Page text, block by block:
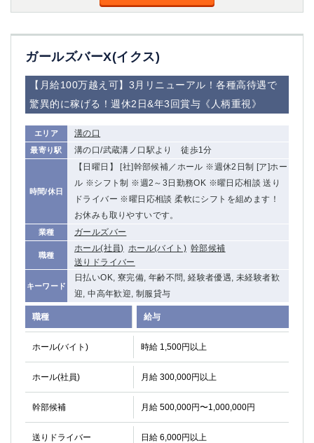
ガールズバーX(イクス)
【月給100万越え可】3月リニューアル！各種高待遇で
驚異的に稼げる！週休2日&年3回賞与《人柄重視》
エリア 溝の口
最寄り駅 溝の口/武蔵溝ノ口駅より 徒歩1分
時間/休日
【日曜日】 [社]幹部候補／ホール ※週休2日制 [ア]ホー
ル ※シフト制 ※週2～3日勤務OK ※曜日応相談 送り
ドライバー ※曜日応相談 柔軟にシフトを組めます！
お休みも取りやすいです。
業種 ガールズバー
職種
ホール(社員) ホール(バイト) 幹部候補
送りドライバー
キーワード
日払いOK, 寮完備, 年齢不問, 経験者優遇, 未経験者歓
迎, 中高年歓迎, 制服貸与
職種 給与
ホール(バイト) 時給 1,500円以上
ホール(社員) 月給 300,000円以上
幹部候補 月給 500,000円〜1,000,000円
送りドライバー 日給 6,000円以上